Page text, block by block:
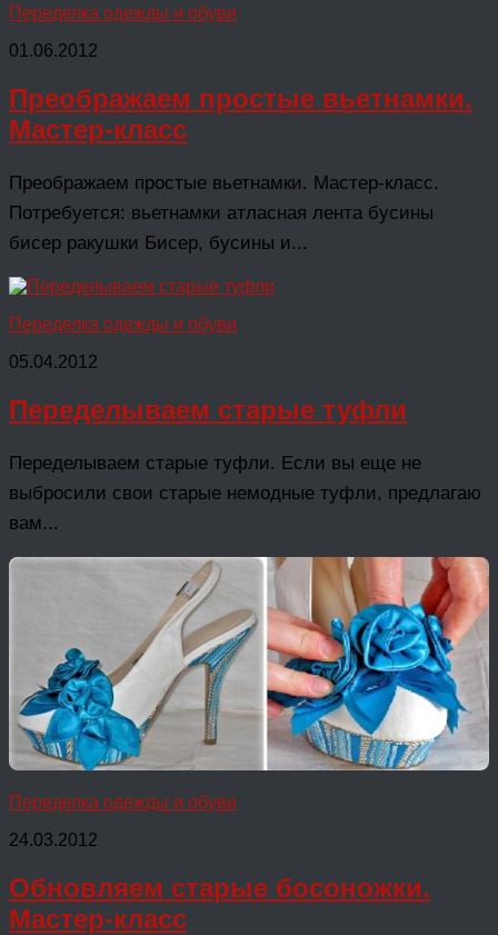
Переделка одежды и обуви
01.06.2012
Преображаем простые вьетнамки.
Мастер-класс
Преображаем простые вьетнамки. Мастер-класс.
Потребуется: вьетнамки атласная лента бусины
бисер ракушки Бисер, бусины и...
Переделка одежды и обуви
05.04.2012
Переделываем старые туфли
Переделываем старые туфли. Если вы еще не
выбросили свои старые немодные туфли, предлагаю
вам...
Переделка одежды и обуви
24.03.2012
Обновляем старые босоножки.
Мастер-класс